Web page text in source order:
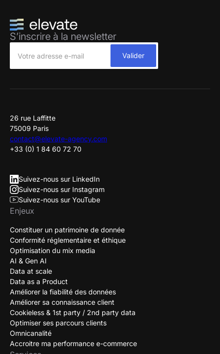
S’inscrire à la newsletter
26 rue Laffitte
75009 Paris
contact@elevate-agency.com
+33 (0) 1 84 60 72 70
Suivez-nous sur LinkedIn
Suivez-nous sur Instagram
Suivez-nous sur YouTube
Enjeux
Constituer un patrimoine de donnée
Conformité réglementaire et éthique
Optimisation du mix media
AI & Gen AI
Data at scale
Data as a Product
Améliorer la fiabilité des données
Améliorer sa connaissance client
Cookieless & 1st party / 2nd party data
Optimiser ses parcours clients
Omnicanalité
Accroitre ma performance e-commerce